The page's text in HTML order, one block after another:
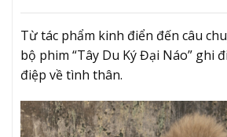
Từ tác phẩm kinh điển đến câu
bộ phim “Tây Du Ký Đại Náo” ghi
điệp về tình thân.